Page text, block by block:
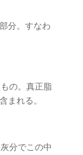
分。すなわ
の。真正脂
まれる。
分でこの中